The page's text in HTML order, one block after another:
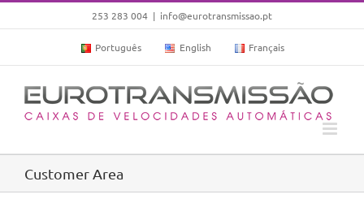
to
253 283 004 | info@eurotransmissao.pt
Português English Français
Customer Area